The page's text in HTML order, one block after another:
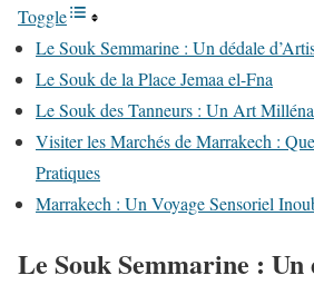
Toggle
Le Souk Semmarine : Un dédale
Le Souk de la Place Jemaa el-Fna
Le Souk des Tanneurs : Un Art
Visiter les Marchés de Marrakech :
Pratiques
Marrakech : Un Voyage Sensoriel
Le Souk Semmarine : Un